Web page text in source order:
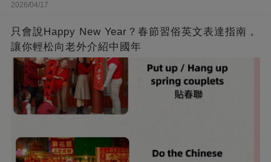
2026/04/17
只會說Happy New Year？春節習俗英文表達指南，
讓你輕松向老外介紹中國年